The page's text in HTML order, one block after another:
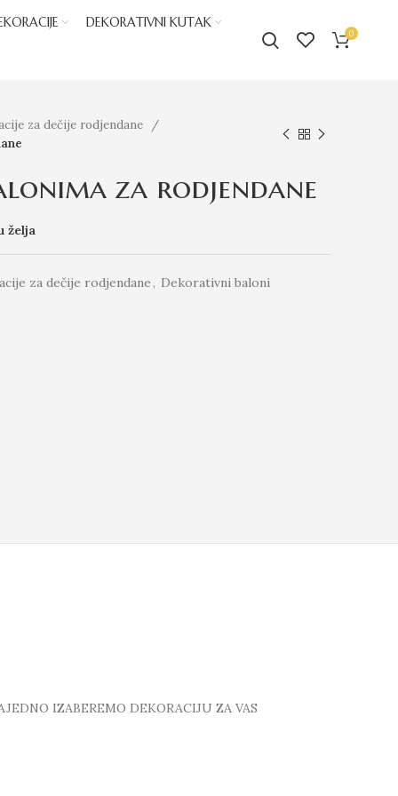
DEKORATIVNI KUTAK
0
za dečije rodjendane
za rodjendane
želja
za dečije rodjendane, Dekorativni baloni
IZABEREMO DEKORACIJU ZA VAS